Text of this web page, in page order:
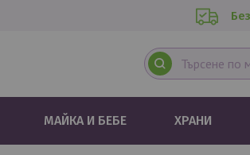
МАЙКА И БЕБЕ ХРАНИ